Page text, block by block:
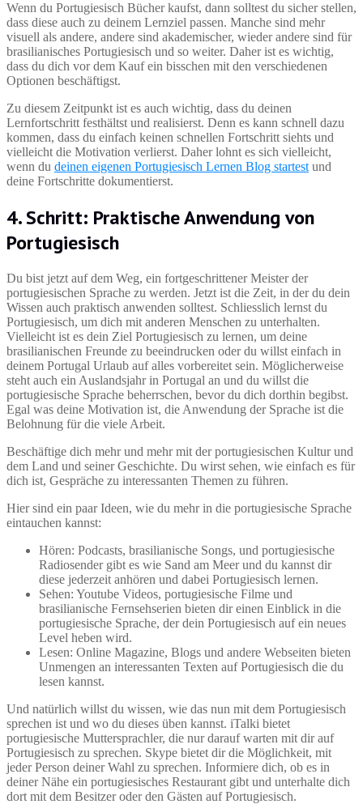
Wenn du Portugiesisch Bücher kaufst, dann solltest du sicher stellen,
dass diese auch zu deinem Lernziel passen. Manche sind mehr
visuell als andere, andere sind akademischer, wieder andere sind für
brasilianisches Portugiesisch und so weiter. Daher ist es wichtig,
dass du dich vor dem Kauf ein bisschen mit den verschiedenen
Optionen beschäftigst.
Zu diesem Zeitpunkt ist es auch wichtig, dass du deinen
Lernfortschritt festhältst und realisierst. Denn es kann schnell dazu
kommen, dass du einfach keinen schnellen Fortschritt siehts und
vielleicht die Motivation verlierst. Daher lohnt es sich vielleicht,
wenn du deinen eigenen Portugiesisch Lernen Blog startest und
deine Fortschritte dokumentierst.
4. Schritt: Praktische Anwendung von
Portugiesisch
Du bist jetzt auf dem Weg, ein fortgeschrittener Meister der
portugiesischen Sprache zu werden. Jetzt ist die Zeit, in der du dein
Wissen auch praktisch anwenden solltest. Schliesslich lernst du
Portugiesisch, um dich mit anderen Menschen zu unterhalten.
Vielleicht ist es dein Ziel Portugiesisch zu lernen, um deine
brasilianischen Freunde zu beeindrucken oder du willst einfach in
deinem Portugal Urlaub auf alles vorbereitet sein. Möglicherweise
steht auch ein Auslandsjahr in Portugal an und du willst die
portugiesische Sprache beherrschen, bevor du dich dorthin begibst.
Egal was deine Motivation ist, die Anwendung der Sprache ist die
Belohnung für die viele Arbeit.
Beschäftige dich mehr und mehr mit der portugiesischen Kultur und
dem Land und seiner Geschichte. Du wirst sehen, wie einfach es für
dich ist, Gespräche zu interessanten Themen zu führen.
Hier sind ein paar Ideen, wie du mehr in die portugiesische Sprache
eintauchen kannst:
Hören: Podcasts, brasilianische Songs, und portugiesische
Radiosender gibt es wie Sand am Meer und du kannst dir
diese jederzeit anhören und dabei Portugiesisch lernen.
Sehen: Youtube Videos, portugiesische Filme und
brasilianische Fernsehserien bieten dir einen Einblick in die
portugiesische Sprache, der dein Portugiesisch auf ein neues
Level heben wird.
Lesen: Online Magazine, Blogs und andere Webseiten bieten
Unmengen an interessanten Texten auf Portugiesisch die du
lesen kannst.
Und natürlich willst du wissen, wie das nun mit dem Portugiesisch
sprechen ist und wo du dieses üben kannst. iTalki bietet
portugiesische Muttersprachler, die nur darauf warten mit dir auf
Portugiesisch zu sprechen. Skype bietet dir die Möglichkeit, mit
jeder Person deiner Wahl zu sprechen. Informiere dich, ob es in
deiner Nähe ein portugiesisches Restaurant gibt und unterhalte dich
dort mit dem Besitzer oder den Gästen auf Portugiesisch.